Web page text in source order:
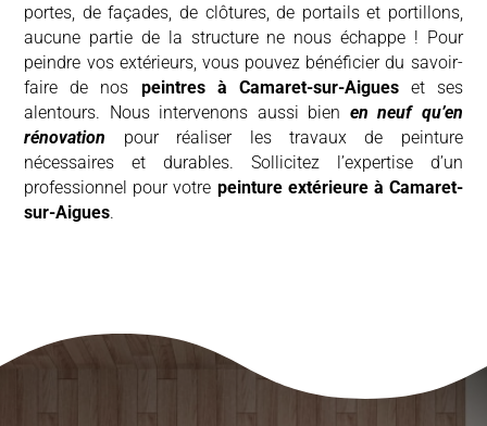
portes, de façades, de clôtures, de portails et portillons,
aucune partie de la structure ne nous échappe ! Pour
peindre vos extérieurs, vous pouvez bénéficier du savoir-
faire de nos peintres à Camaret-sur-Aigueset ses
alentours. Nous intervenons aussi bien en neuf qu’en
rénovation pour réaliser les travaux de peinture
nécessaires et durables. Sollicitez l’expertise d’un
professionnel pour votre peinture extérieure à Camaret-
sur-Aigues.